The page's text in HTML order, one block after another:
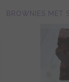
BROWNIES MET